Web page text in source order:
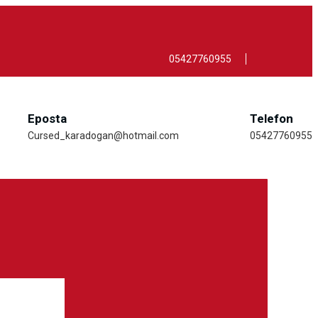
05427760955
Eposta
Cursed_karadogan@hotmail.com
Telefon
05427760955